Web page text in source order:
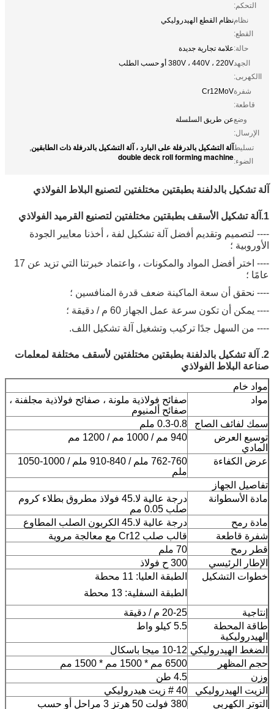
التحكم:
نظام
القطع:
نظام القطع الهيدروليكي
حالة:علامة تجارية جديدة
الجهد
االكهربى:
380V ، 440V ، 220V أو حسب الطلب
شفرة
قاطعة:
Cr12MoV
وضع
الإرسال:
عن طريق السلسلة
تسليط
الضوء:
آلة التشكيل بالدرفلة على البارد ، آلة التشكيل بالدرفلة ذات الطابقين,
double deck roll forming machine
آلة تشكيل بالدلفنة بطبقتين مختلفتين لتصنيع البلاط الفولاذي
1.آلة تشكيل الأسقف بطبقتين مختلفتين لتصنيع القرميد الفولاذي
---- لتصميم وتقديم أفضل آلة تشكيل لفة ، أخذنا معايير الجودة
الأوروبية ؛
---- اختر أفضل المواد والمكونات ، واعتماد خبرتنا التي تزيد عن 17
عامًا ؛
---- نحقق أن سعة الماكينة ضعف قدرة المنافسين ؛
---- يمكن أن تكون سرعة عمل الجهاز 60 م / دقيقة ؛
---- من السهل جدًا تركيب وتشغيل آلة تشكيل اللف.
2. آلة تشكيل بالدلفنة بطبقتين مختلفتين لأسقف مختلفة لمعلمات
صناعة البلاط الفولاذي
مواد خام
مواد
صفائح فولاذية ملونة ، صفائح فولاذية مجلفنة ،
صفائح ألمنيوم
سمك لفائف الصاج
0.3-0.8 ملم
توسيع العرض
المادي
940 مم / 1000 مم / 1200 مم
عرض الكفاءة
762-760 ملم / 840-910 ملم / 1000-1050
ملم
تفاصيل الجهاز
مادة الأسطوانة
درجة عالية لا.45 فولاذ مطروق بطلاء كروم
صلب 0.05 مم
مادة رمح
درجة عالية لا.45 الكربون الصلب المطاوع
شفرة قاطعة
قالب صلب Cr12 مع معالجة مروية
قطر رمح
70 ملم
الإطار الرئيسي
300 ح فولاذ
خطوات التشكيل
الطبقة العليا: 11 محطة
الطبقة السفلية: 13 محطة
إنتاجية
20-25 م / دقيقة
طاقة المحطة
الهيدروليكية
5.5 كيلو واط
الضغط الهيدروليكي 10-12 ميجا باسكال
حجم المظهر
6500 مم * 1500 مم * 1500 مم
وزن
4.5 طن
الزيت الهيدروليكي
40 # زيت هيدروليكي
التوتر الكهربي
380 فولت 50 هرتز 3 مراحل أو حسب